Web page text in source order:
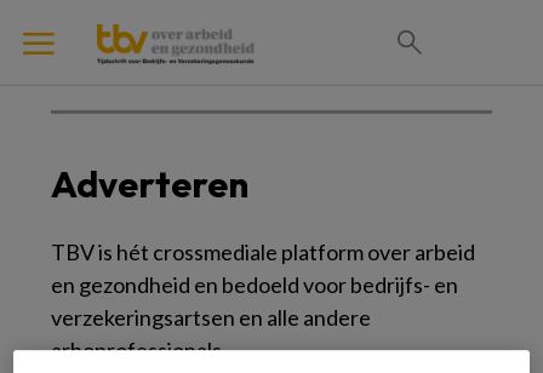
Adverteren
TBV is hét crossmediale platform over arbeid
en gezondheid en bedoeld voor bedrijfs- en
verzekeringsartsen en alle andere
arboprofessionals.